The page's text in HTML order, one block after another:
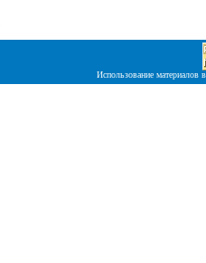
Использование материалов